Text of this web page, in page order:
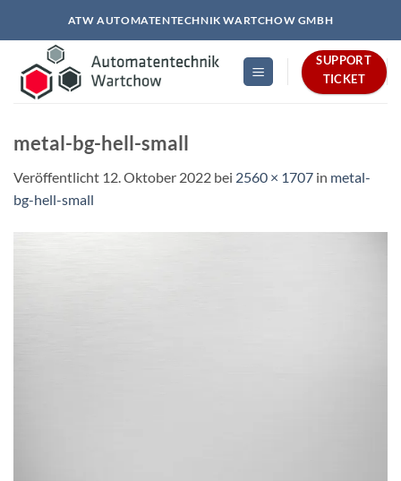
springen
ATW AUTOMATENTECHNIK WARTCHOW GMBH
SUPPORT
TICKET
metal-bg-hell-small
Veröffentlicht 12. Oktober 2022 bei 2560 × 1707 in metal-
bg-hell-small